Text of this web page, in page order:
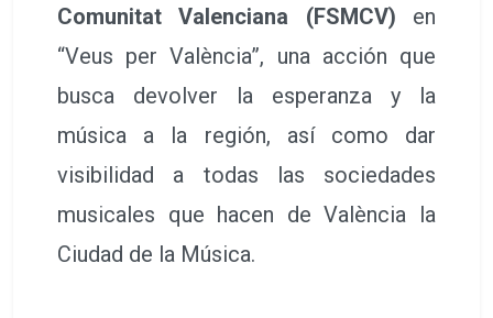
Comunitat Valenciana (FSMCV) en
“Veus per València”, una acción que
busca devolver la esperanza y la
música a la región, así como dar
visibilidad a todas las sociedades
musicales que hacen de València la
Ciudad de la Música.